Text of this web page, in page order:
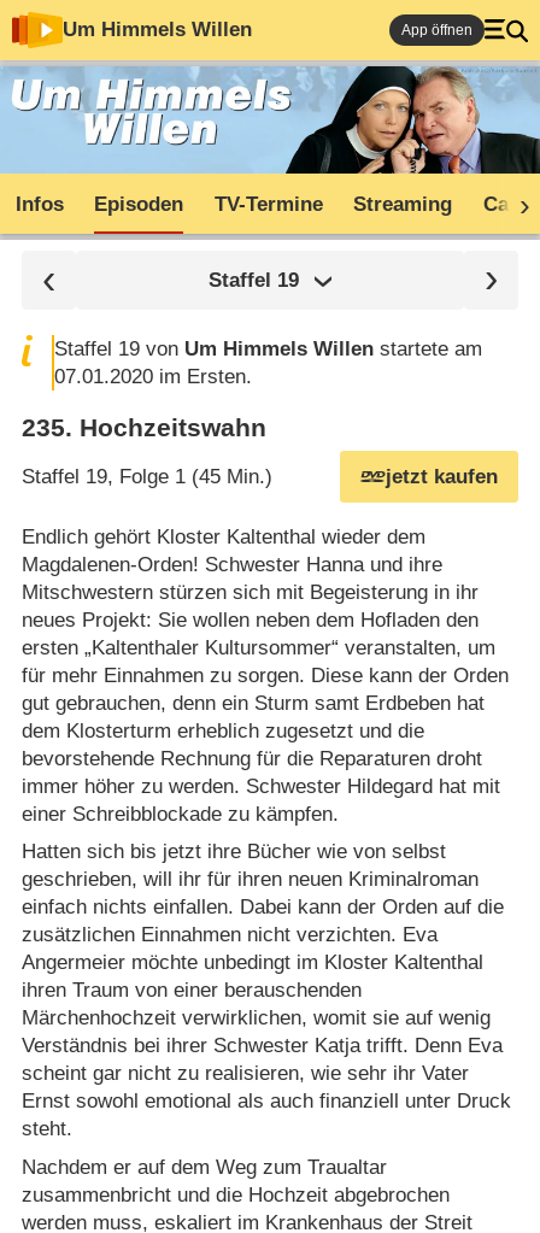
Um Himmels Willen App öffnen
Infos Episoden TV-Termine Streaming Cast
Staffel 19
Staffel 19 von Um Himmels Willen startete am
07.01.2020 im Ersten.
235. Hochzeitswahn
Staffel 19, Folge 1 (45 Min.) jetzt kaufen
Endlich gehört Kloster Kaltenthal wieder dem
Magdalenen-Orden! Schwester Hanna und ihre
Mitschwestern stürzen sich mit Begeisterung in ihr
neues Projekt: Sie wollen neben dem Hofladen den
ersten „Kaltenthaler Kultursommer“ veranstalten, um
für mehr Einnahmen zu sorgen. Diese kann der Orden
gut gebrauchen, denn ein Sturm samt Erdbeben hat
dem Klosterturm erheblich zugesetzt und die
bevorstehende Rechnung für die Reparaturen droht
immer höher zu werden. Schwester Hildegard hat mit
einer Schreibblockade zu kämpfen.
Hatten sich bis jetzt ihre Bücher wie von selbst
geschrieben, will ihr für ihren neuen Kriminalroman
einfach nichts einfallen. Dabei kann der Orden auf die
zusätzlichen Einnahmen nicht verzichten. Eva
Angermeier möchte unbedingt im Kloster Kaltenthal
ihren Traum von einer berauschenden
Märchenhochzeit verwirklichen, womit sie auf wenig
Verständnis bei ihrer Schwester Katja trifft. Denn Eva
scheint gar nicht zu realisieren, wie sehr ihr Vater
Ernst sowohl emotional als auch finanziell unter Druck
steht.
Nachdem er auf dem Weg zum Traualtar
zusammenbricht und die Hochzeit abgebrochen
werden muss, eskaliert im Krankenhaus der Streit